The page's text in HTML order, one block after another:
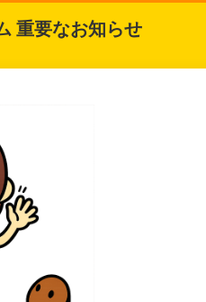
重要なお知らせ